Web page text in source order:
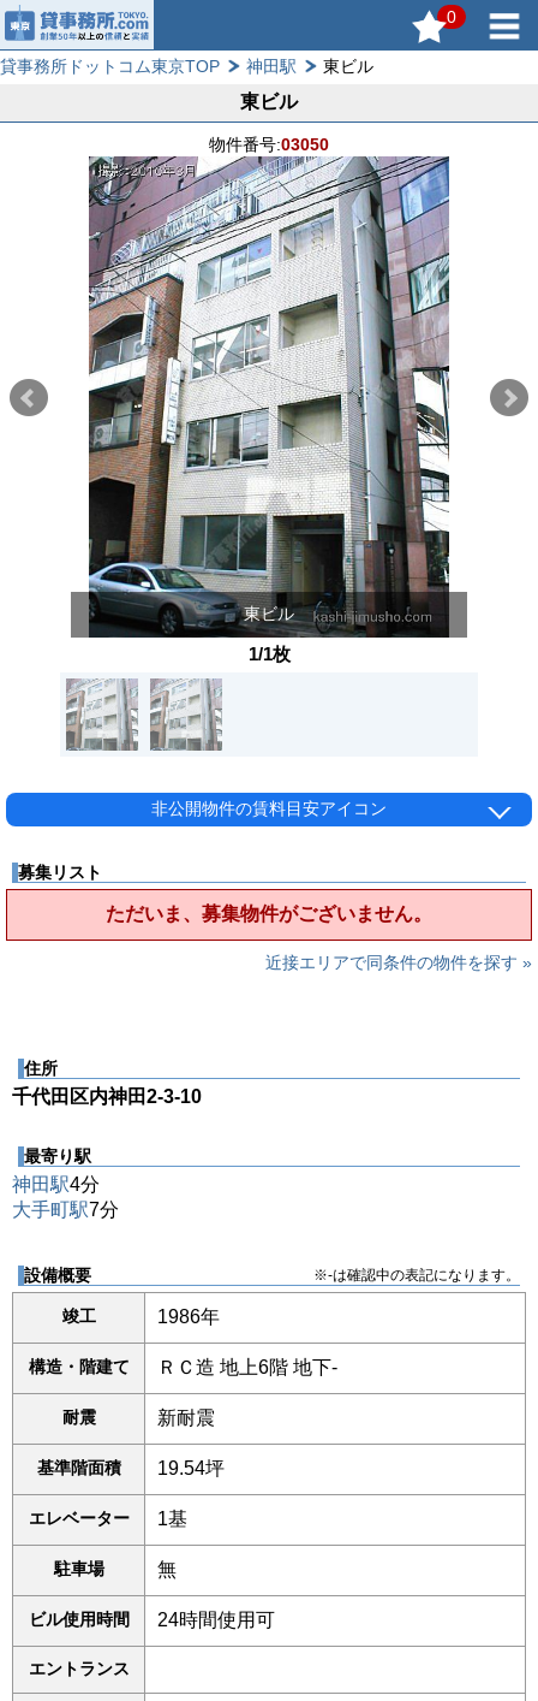
0
貸事務所ドットコム東京TOP 神田駅 東ビル
東ビル
物件番号:03050
東ビル
1/1枚
非公開物件の賃料目安アイコン
募集リスト
ただいま、募集物件がございません。
近接エリアで同条件の物件を探す »
住所
千代田区内神田2-3-10
最寄り駅
神田駅4分
大手町駅7分
設備概要 ※-は確認中の表記になります。
竣工 1986年
構造・階建て ＲＣ造 地上6階 地下-
耐震 新耐震
基準階面積 19.54坪
エレベーター 1基
駐車場 無
ビル使用時間 24時間使用可
エントランス